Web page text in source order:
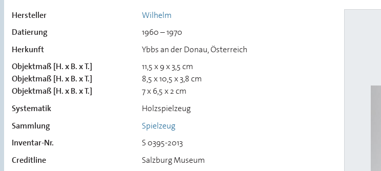
Hersteller
Wilhelm
Datierung
1960 – 1970
Herkunft
Ybbs an der Donau, Österreich
Objektmaß [H. x B. x T.]
11,5 x 9 x 3,5 cm
Objektmaß [H. x B. x T.]
8,5 x 10,5 x 3,8 cm
Objektmaß [H. x B. x T.]
7 x 6,5 x 2 cm
Systematik
Holzspielzeug
Sammlung
Spielzeug
Inventar-Nr.
S 0395-2013
Creditline
Salzburg Museum